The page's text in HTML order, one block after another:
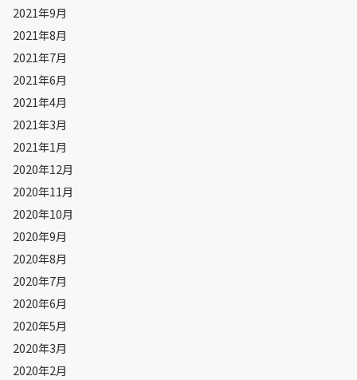
2021年9月
2021年8月
2021年7月
2021年6月
2021年4月
2021年3月
2021年1月
2020年12月
2020年11月
2020年10月
2020年9月
2020年8月
2020年7月
2020年6月
2020年5月
2020年3月
2020年2月